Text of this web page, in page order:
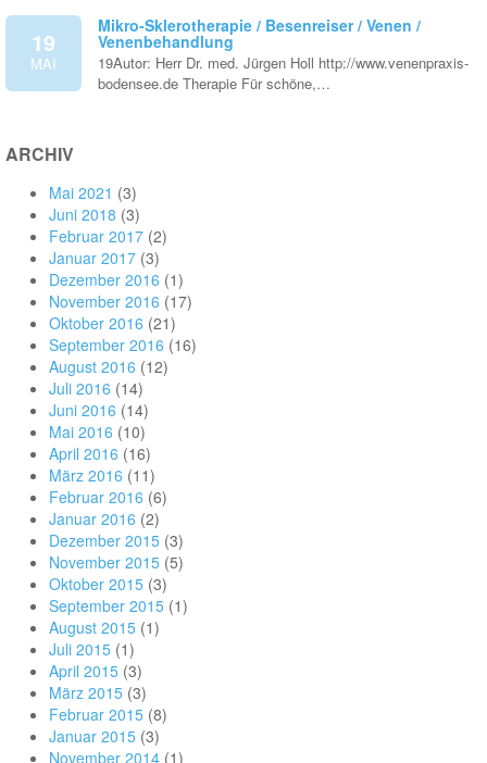
19
MAI
Mikro-Sklerotherapie / Besenreiser / Venen /
Venenbehandlung
19Autor: Herr Dr. med. Jürgen Holl http://www.venenpraxis-
bodensee.de Therapie Für schöne,…
ARCHIV
Mai 2021 (3)
Juni 2018 (3)
Februar 2017 (2)
Januar 2017 (3)
Dezember 2016 (1)
November 2016 (17)
Oktober 2016 (21)
September 2016 (16)
August 2016 (12)
Juli 2016 (14)
Juni 2016 (14)
Mai 2016 (10)
April 2016 (16)
März 2016 (11)
Februar 2016 (6)
Januar 2016 (2)
Dezember 2015 (3)
November 2015 (5)
Oktober 2015 (3)
September 2015 (1)
August 2015 (1)
Juli 2015 (1)
April 2015 (3)
März 2015 (3)
Februar 2015 (8)
Januar 2015 (3)
November 2014 (1)